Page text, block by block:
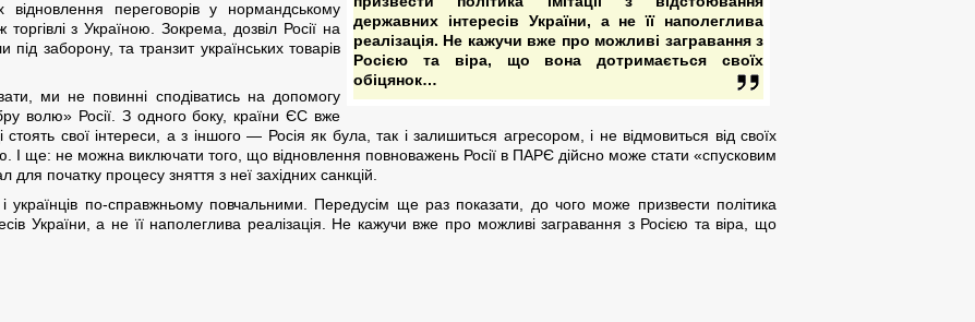
державних інтересів України, а не її наполеглива
реалізація. Не кажучи вже про можливі загравання з
Росією та віра, що вона дотримається своїх
обіцянок…
відновлення переговорів у нормандському
з Україною. Зокрема, дозвіл Росії на
під заборону, та транзит українських товарів
ми не повинні сподіватись на допомогу
волю» Росії. З одного боку, країни ЄС вже
свої інтереси, а з іншого — Росія як була, так і залишиться агресором, і не відмовиться від своїх
І ще: не можна виключати того, що відновлення повноважень Росії в ПАРЄ дійсно може стати «спусковим
початку процесу зняття з неї західних санкцій.
і українців по-справжньому повчальними. Передусім ще раз показати, до чого може призвести політика
України, а не її наполеглива реалізація. Не кажучи вже про можливі загравання з Росією та віра, що